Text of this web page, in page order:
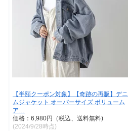
【半額クーポン対象】【奇跡の再販】デニ
ムジャケット オーバーサイズ ボリューム
ア…
価格：6,980円（税込、送料無料)
(2024/9/28時点)